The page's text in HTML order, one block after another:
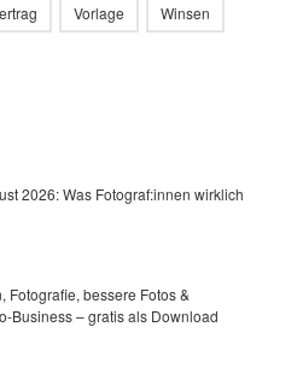
Vorlage Winsen
2026: Was Fotograf:innen wirklich
Fotografie, bessere Fotos &
Business – gratis als Download